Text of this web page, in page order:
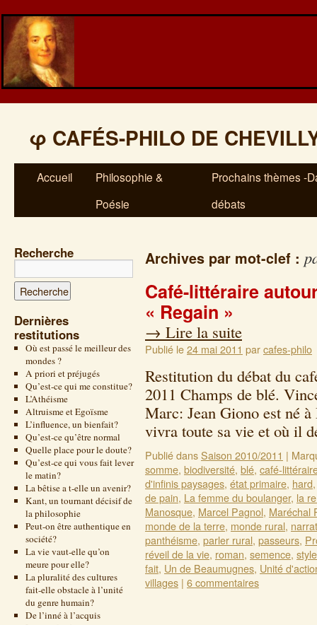
φ CAFÉS-PHILO DE
Accueil
Philosophie &
Poésie
Prochains thèmes -
débats
Recherche
Dernières
restitutions
Où est passé le meilleur des
mondes ?
A priori et préjugés
Qu’est-ce qui me constitue?
L’Athéisme
Altruisme et Egoïsme
L’influence, un bienfait?
Qu’est-ce qu’être normal
Quelle place pour le doute?
Qu’est-ce qui vous fait lever
le matin?
La bêtise a t-elle un avenir?
Kant, un tournant décisif de
la philosophie
Peut-on être authentique en
société?
La vie vaut-elle qu’on
meure pour elle?
La pluralité des cultures
fait-elle obstacle à l’unité
du genre humain?
De l’inné à l’acquis
Archives par mot-clef :
Café-littéraire
« Regain »
→ Lire la suite
Publié le24 mai 2011 parcafes-philo
Restitution du débat du
2011 Champs de blé.
Marc: Jean Giono est né
vivra toute sa vie et où il
Publié dansSaison 2010/2011 |
somme, biodiversité, blé, café-
d'infinis paysages, état primaire, hard
de pain, La femme du boulanger, la
Manosque, Marcel Pagnol, Maréchal
monde de la terre, monde rural,
panthéisme, parler rural, passeurs,
réveil de la vie, roman, semence, style
fait, Un de Beaumugnes, Unité
villages | 6 commentaires